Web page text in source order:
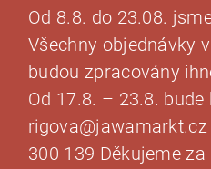
Od 8.8. do 23.08.
Všechny objednávky
budou zpracovány
Od 17.8. – 23.8.
300 139 Děkujeme